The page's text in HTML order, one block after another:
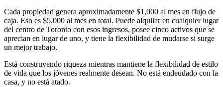
Cada propiedad genera aproximadamente $1,000 al mes en flujo de
caja. Eso es $5,000 al mes en total. Puede alquilar en cualquier lugar
del centro de Toronto con esos ingresos, posee cinco activos que se
aprecian en lugar de uno, y tiene la flexibilidad de mudarse si surge
un mejor trabajo.
Está construyendo riqueza mientras mantiene la flexibilidad de estilo
de vida que los jóvenes realmente desean. No está endeudado con la
casa, y no está atado.